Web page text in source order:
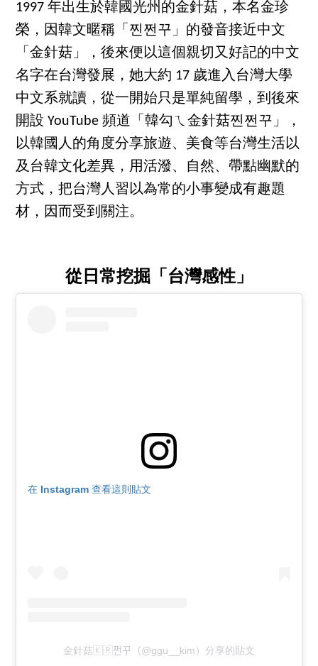
1997 年出生於韓國光州的金針菇，本名金珍
榮，因韓文暱稱「찐쩐꾸」的發音接近中文
「金針菇」，後來便以這個親切又好記的中文
名字在台灣發展，她大約 17 歲進入台灣大學
中文系就讀，從一開始只是單純留學，到後來
開設 YouTube 頻道「韓勾ㄟ金針菇찐쩐꾸」，
以韓國人的角度分享旅遊、美食等台灣生活以
及台韓文化差異，用活潑、自然、帶點幽默的
方式，把台灣人習以為常的小事變成有趣題
材，因而受到關注。
從日常挖掘「台灣感性」
在 Instagram 查看這則貼文
金針菇🇰🇷쩐꾸（@ggu__kim）分享的貼文